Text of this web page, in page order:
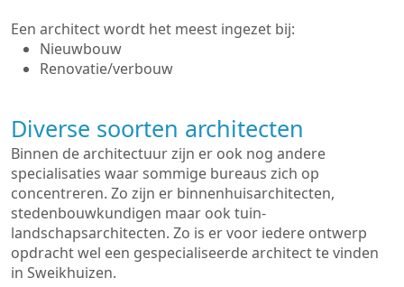
Een architect wordt het meest ingezet bij:
Nieuwbouw
Renovatie/verbouw
Diverse soorten architecten
Binnen de architectuur zijn er ook nog andere
specialisaties waar sommige bureaus zich op
concentreren. Zo zijn er binnenhuisarchitecten,
stedenbouwkundigen maar ook tuin-
landschapsarchitecten. Zo is er voor iedere ontwerp
opdracht wel een gespecialiseerde architect te vinden
in Sweikhuizen.